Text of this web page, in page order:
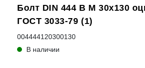
Болт DIN 444 B M 30x130
ГОСТ 3033-79 (1)
004444120300130
В наличии